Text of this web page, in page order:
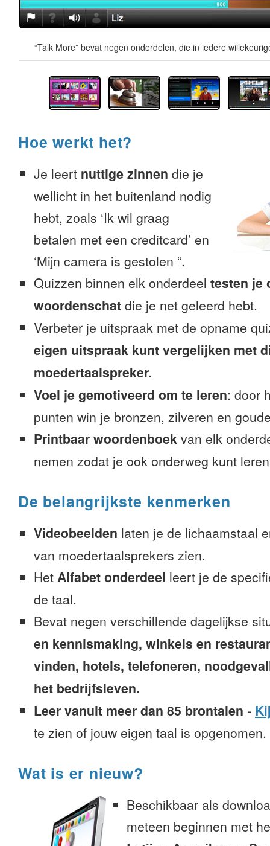
“Talk More” bevat negen onderdelen, die in iedere
Hoe werkt het?
Je leert nuttige zinnen die je
wellicht in het buitenland nodig
hebt, zoals ‘Ik wil graag
betalen met een creditcard’ en
‘Mijn camera is gestolen “.
Quizzen binnen elk onderdeel testen je
woordenschat die je net geleerd hebt.
Verbeter je uitspraak met de opname
eigen uitspraak kunt vergelijken met
moedertaalspreker.
Voel je gemotiveerd om te leren: door
punten win je bronzen, zilveren en
Printbaar woordenboek van elk
nemen zodat je ook onderweg kunt
De belangrijkste kenmerken
Videobeelden laten je de lichaamstaal
van moedertaalsprekers zien.
Het Alfabet onderdeel leert je de
de taal.
Bevat negen verschillende dagelijkse
en kennismaking, winkels en
vinden, hotels, telefoneren,
het bedrijfsleven.
Leer vanuit meer dan 85 brontalen -
te zien of jouw eigen taal is opgenomen.
Wat is er nieuw?
Beschikbaar als
meteen beginnen met